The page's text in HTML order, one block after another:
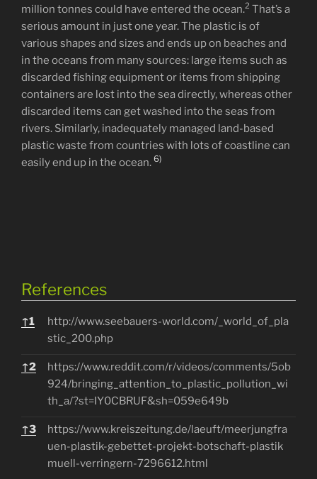
million tonnes could have entered the ocean.2 That’s a
serious amount in just one year. The plastic is of
various shapes and sizes and ends up on beaches and
in the oceans from many sources: large items such as
discarded fishing equipment or items from shipping
containers are lost into the sea directly, whereas other
discarded items can get washed into the seas from
rivers. Similarly, inadequately managed land-based
plastic waste from countries with lots of coastline can
easily end up in the ocean. 6)
References
References
↑1
http://www.seebauers-world.com/_world_of_pla
stic_200.php
↑2
https://www.reddit.com/r/videos/comments/5ob
924/bringing_attention_to_plastic_pollution_wi
th_a/?st=IY0CBRUF&sh=059e649b
↑3
https://www.kreiszeitung.de/laeuft/meerjungfra
uen-plastik-gebettet-projekt-botschaft-plastik
muell-verringern-7296612.html